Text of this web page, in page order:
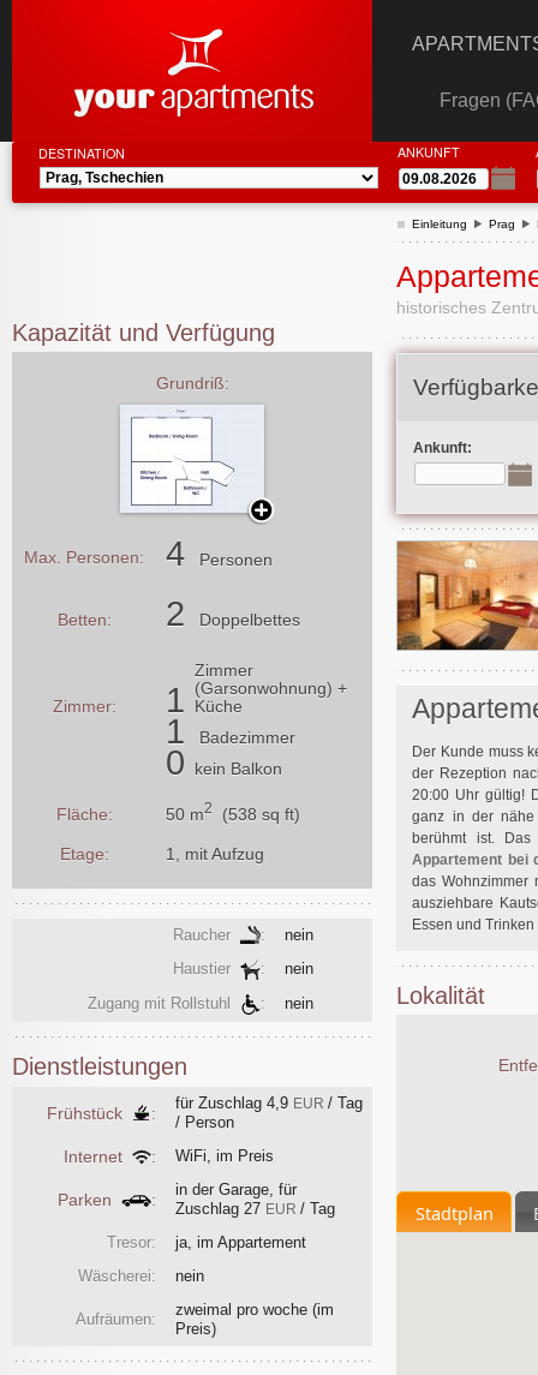
Fragen
DESTINATION ANKUNFT
Einleitung Prag
historisches
Ankunft:
Der Kunde muss
der Rezeption
20:00 Uhr gültig!
ganz in der nähe
berühmt ist. Das
Appartement bei
das Wohnzimmer
ausziehbare
Essen und
Lokalität
Stadtplan
Kapazität und Verfügung
Grundriß:
Max. Personen: 4 Personen
Betten: 2 Doppelbettes
Zimmer: 1
Zimmer
(Garsonwohnung) +
Küche
1 Badezimmer
0 kein Balkon
Fläche: 50 m2 (538 sq ft)
Etage: 1, mit Aufzug
Raucher :
nein
Haustier
:
nein
Zugang mit Rollstuhl
: nein
Dienstleistungen
Frühstück :
für Zuschlag 4,9 EUR / Tag
/ Person
Internet : WiFi, im Preis
Parken :
in der Garage, für
Zuschlag 27 EUR / Tag
Tresor:
ja, im Appartement
Wäscherei:
nein
Aufräumen:
zweimal pro woche (im
Preis)